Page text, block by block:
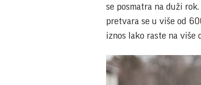
se posmatra na duži
pretvara se u više od
iznos lako raste na više